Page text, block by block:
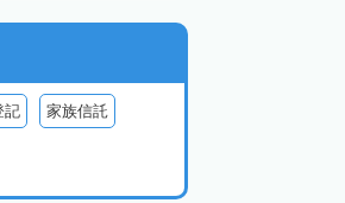
記 家族信託